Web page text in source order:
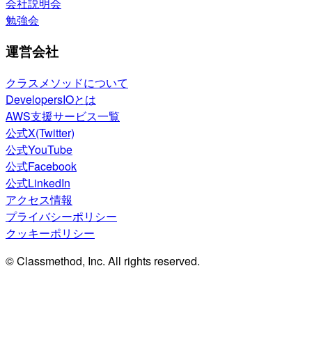
会社説明会
勉強会
運営会社
クラスメソッドについて
DevelopersIOとは
AWS支援サービス一覧
公式X(Twitter)
公式YouTube
公式Facebook
公式LinkedIn
アクセス情報
プライバシーポリシー
クッキーポリシー
© Classmethod, Inc. All rights reserved.